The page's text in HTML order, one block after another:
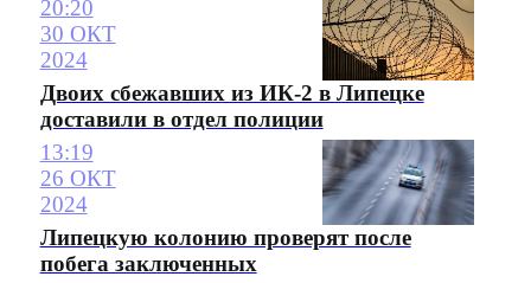
20:20
30 ОКТ
2024
Двоих сбежавших из ИК-2 в Липецке
доставили в отдел полиции
13:19
26 ОКТ
2024
Липецкую колонию проверят после
побега заключенных